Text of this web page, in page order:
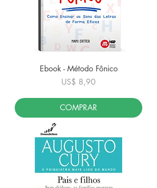
Ebook - Método Fônico
Preço
US$ 8,90
COMPRAR